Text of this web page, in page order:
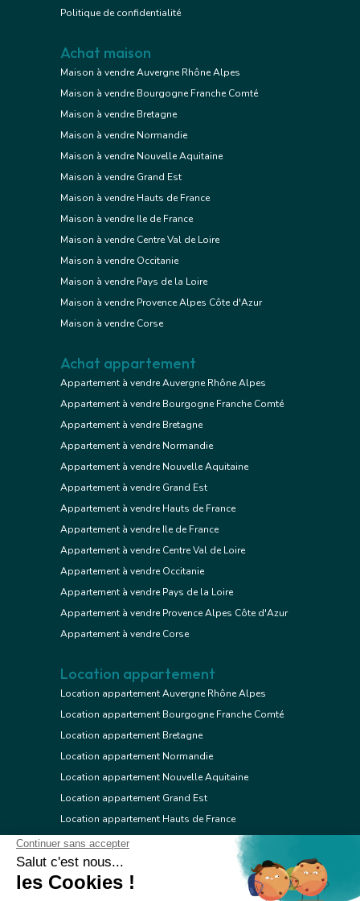
Politique de confidentialité
Achat maison
Maison à vendre Auvergne Rhône Alpes
Maison à vendre Bourgogne Franche Comté
Maison à vendre Bretagne
Maison à vendre Normandie
Maison à vendre Nouvelle Aquitaine
Maison à vendre Grand Est
Maison à vendre Hauts de France
Maison à vendre Ile de France
Maison à vendre Centre Val de Loire
Maison à vendre Occitanie
Maison à vendre Pays de la Loire
Maison à vendre Provence Alpes Côte d'Azur
Maison à vendre Corse
Achat appartement
Appartement à vendre Auvergne Rhône Alpes
Appartement à vendre Bourgogne Franche Comté
Appartement à vendre Bretagne
Appartement à vendre Normandie
Appartement à vendre Nouvelle Aquitaine
Appartement à vendre Grand Est
Appartement à vendre Hauts de France
Appartement à vendre Ile de France
Appartement à vendre Centre Val de Loire
Appartement à vendre Occitanie
Appartement à vendre Pays de la Loire
Appartement à vendre Provence Alpes Côte d'Azur
Appartement à vendre Corse
Location appartement
Location appartement Auvergne Rhône Alpes
Location appartement Bourgogne Franche Comté
Location appartement Bretagne
Location appartement Normandie
Location appartement Nouvelle Aquitaine
Location appartement Grand Est
Location appartement Hauts de France
Location appartement Ile de France
Location appartement Centre Val de Loire
Location appartement Occitanie